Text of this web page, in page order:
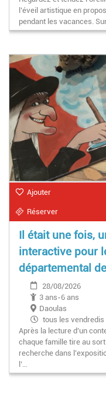
l’éveil artistique en
pendant les vacances.
Ajouter
Réserver
Il était une fois,
interactive pour
départemental
28/08/2026
3 ans-6 ans
Daoulas
tous les
Après la lecture d’un
chaque famille tire au
recherche dans
l’…